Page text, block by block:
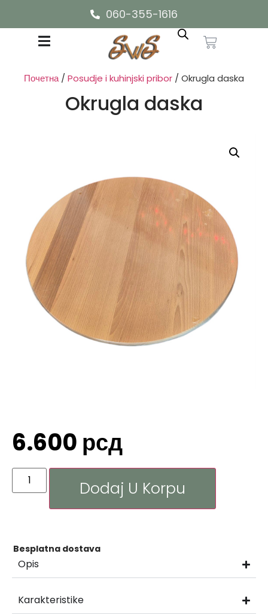
060-355-1616
Почетна/Posudje i kuhinjski pribor / Okrugla daska
Okrugla daska
6.600 рсд
Dodaj U Korpu
Besplatna dostava
Opis
Karakteristike